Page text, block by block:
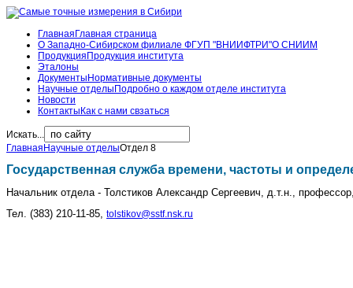
Главная Главная страница
О Западно-Сибирском филиале ФГУП "ВНИИФТРИ"О СНИИМ
Продукция Продукция института
Эталоны
Документы Нормативные документы
Научные отделы Подробно о каждом отделе института
Новости
Контакты Как с нами свзаться
Искать...
Главная Научные отделыОтдел 8
Государственная служба времени, частоты и
Начальник отдела - Толстиков Александр Сергеевич, д.т.н.,
Тел. (383) 210-11-85, tolstikov@sstf.nsk.ru